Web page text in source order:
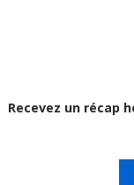
Recevez un récap